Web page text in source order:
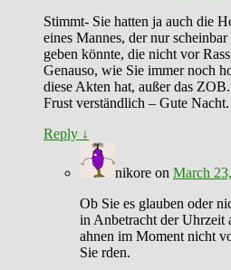
Stimmt- Sie hatten ja auch die
eines Mannes, der nur
geben könnte, die nicht vor
Genauso, wie Sie immer noch
diese Akten hat, außer das ZOB.
Frust verständlich – Gute Nacht.
Reply ↓
nikore on March
Ob Sie es glauben oder
in Anbetracht der Uhrzeit
ahnen im Moment nicht
Sie rden.